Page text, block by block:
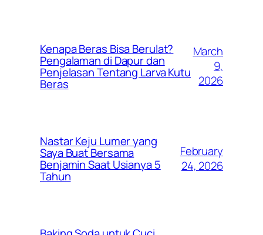
Kenapa Beras Bisa Berulat?
Pengalaman di Dapur dan
Penjelasan Tentang Larva Kutu
Beras
March
9,
2026
Nastar Keju Lumer yang
Saya Buat Bersama
Benjamin Saat Usianya 5
Tahun
February
24, 2026